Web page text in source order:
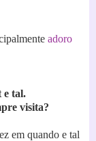
adoro
e tal.
visita?
em quando e tal